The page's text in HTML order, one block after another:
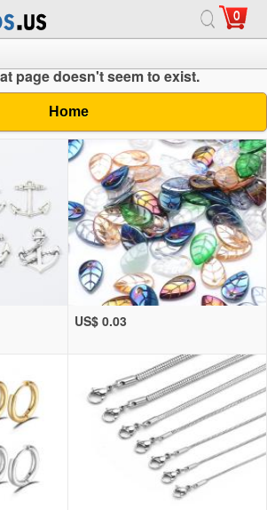
0
page doesn't seem to exist.
Home
US$ 0.03